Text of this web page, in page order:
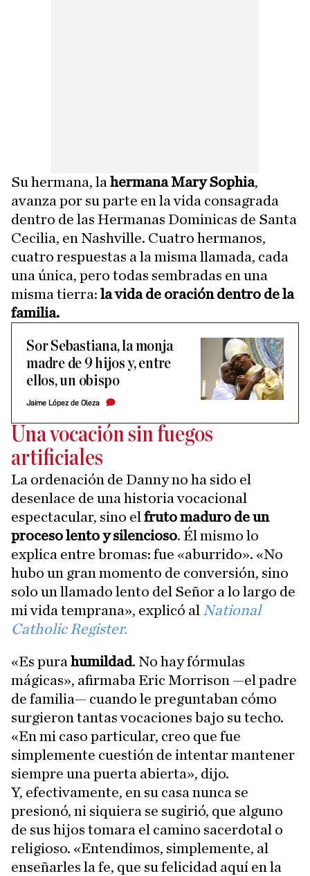
Su hermana, la hermana Mary Sophia,
avanza por su parte en la vida consagrada
dentro de las Hermanas Dominicas de Santa
Cecilia, en Nashville. Cuatro hermanos,
cuatro respuestas a la misma llamada, cada
una única, pero todas sembradas en una
misma tierra: la vida de oración dentro de la
familia.
Sor Sebastiana, la monja
madre de 9 hijos y, entre
ellos, un obispo
Jaime López de Oleza
Una vocación sin fuegos
artificiales
La ordenación de Danny no ha sido el
desenlace de una historia vocacional
espectacular, sino el fruto maduro de un
proceso lento y silencioso. Él mismo lo
explica entre bromas: fue «aburrido». «No
hubo un gran momento de conversión, sino
solo un llamado lento del Señor a lo largo de
mi vida temprana», explicó al National
Catholic Register.
«Es pura humildad. No hay fórmulas
mágicas», afirmaba Eric Morrison —el padre
de familia— cuando le preguntaban cómo
surgieron tantas vocaciones bajo su techo.
«En mi caso particular, creo que fue
simplemente cuestión de intentar mantener
siempre una puerta abierta», dijo.
Y, efectivamente, en su casa nunca se
presionó, ni siquiera se sugirió, que alguno
de sus hijos tomara el camino sacerdotal o
religioso. «Entendimos, simplemente, al
enseñarles la fe, que su felicidad aquí en la